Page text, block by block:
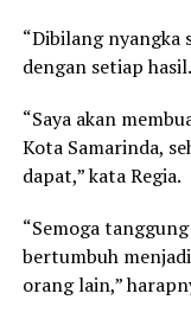
“Dibilang nyangka
dengan setiap
“Saya akan
Kota Samarinda,
dapat,” kata Regia.
“Semoga
bertumbuh
orang lain,”